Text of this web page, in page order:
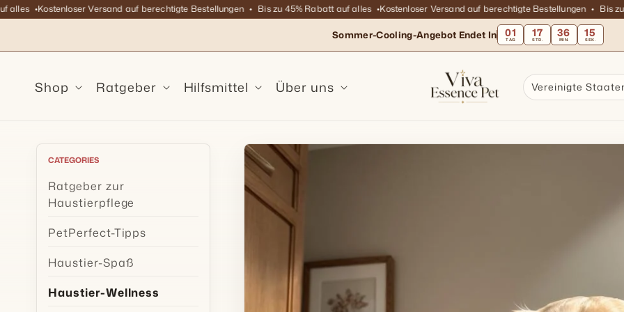
zum
Kostenloser Versand auf berechtigte Bestellungen Bis zu 45% Rabatt auf alles Kostenloser Versand auf berechtigte Bestellungen Bis zu
Sommer-Cooling-Angebot Endet In 01
TAG 17
STD. 36
MIN. 14
SEK.
Shop Ratgeber Hilfsmittel Über uns Vereinigte
CATEGORIES
Ratgeber zur
Haustierpflege
PetPerfect-Tipps
Haustier-Spaß
Haustier-Wellness